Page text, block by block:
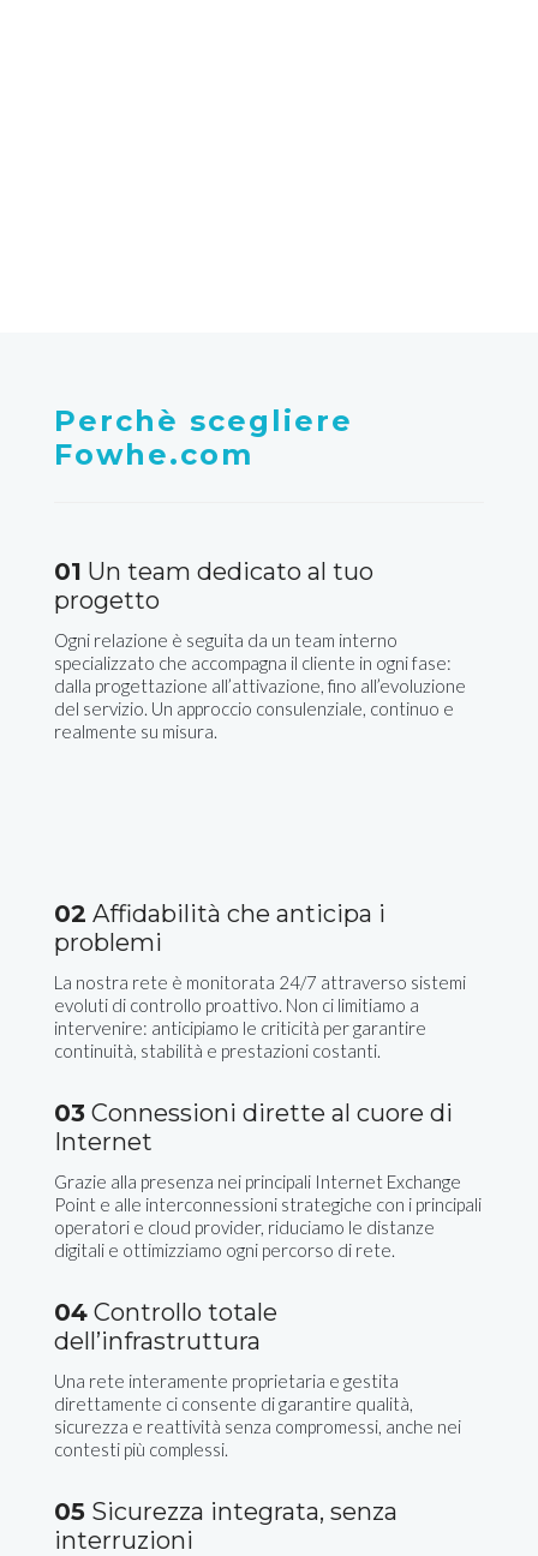
Perchè scegliere
Fowhe.com
01 Un team dedicato al tuo
progetto
Ogni relazione è seguita da un team interno
specializzato che accompagna il cliente in ogni fase:
dalla progettazione all’attivazione, fino all’evoluzione
del servizio. Un approccio consulenziale, continuo e
realmente su misura.
02 Affidabilità che anticipa i
problemi
La nostra rete è monitorata 24/7 attraverso sistemi
evoluti di controllo proattivo. Non ci limitiamo a
intervenire: anticipiamo le criticità per garantire
continuità, stabilità e prestazioni costanti.
03 Connessioni dirette al cuore di
Internet
Grazie alla presenza nei principali Internet Exchange
Point e alle interconnessioni strategiche con i principali
operatori e cloud provider, riduciamo le distanze
digitali e ottimizziamo ogni percorso di rete.
04 Controllo totale
dell’infrastruttura
Una rete interamente proprietaria e gestita
direttamente ci consente di garantire qualità,
sicurezza e reattività senza compromessi, anche nei
contesti più complessi.
05 Sicurezza integrata, senza
interruzioni